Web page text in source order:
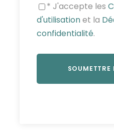
* J'accepte les
d'utilisationet la
confidentialité.